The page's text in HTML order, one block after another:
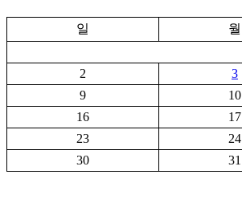
일
월
2
3
9
10
16
17
23
24
30
31